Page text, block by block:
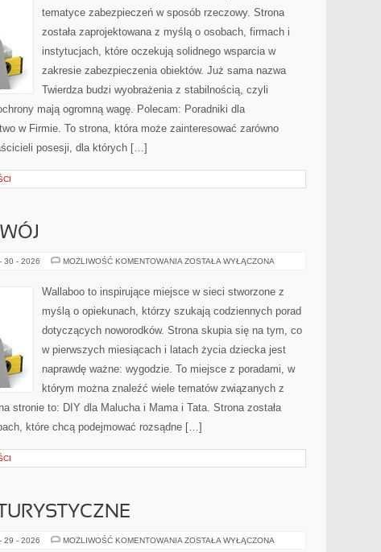
tematyce zabezpieczeń w sposób rzeczowy. Strona
została zaprojektowana z myślą o osobach, firmach i
instytucjach, które oczekują solidnego wsparcia w
zakresie zabezpieczenia obiektów. Już sama nazwa
Twierdza budzi wyobrażenia z stabilnością, czyli
mają ogromną wagę. Polecam: Poradniki dla
w Firmie. To strona, która może zainteresować zarówno
posesji, dla których […]
30 - 2026 MOŻLIWOŚĆ KOMENTOWANIA ZABAWA
ZOSTAŁA WYŁĄCZONA
Wallaboo to inspirujące miejsce w sieci stworzone z
myślą o opiekunach, którzy szukają codziennych porad
dotyczących noworodków. Strona skupia się na tym, co
w pierwszych miesiącach i latach życia dziecka jest
naprawdę ważne: wygodzie. To miejsce z poradami, w
którym można znaleźć wiele tematów związanych z
stronie to: DIY dla Malucha i Mama i Tata. Strona została
które chcą podejmować rozsądne […]
29 - 2026 MOŻLIWOŚĆ KOMENTOWANIA ŻEGLARSTWO
ZOSTAŁA WYŁĄCZONA